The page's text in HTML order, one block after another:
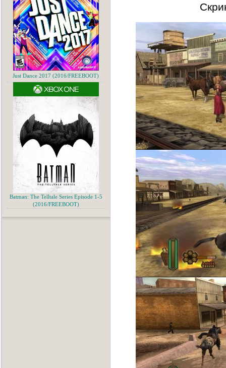
Just Dance 2017 (2016/FREEBOOT)
Batman: The Telltale Series Episode 1-5
(2016/FREEBOOT)